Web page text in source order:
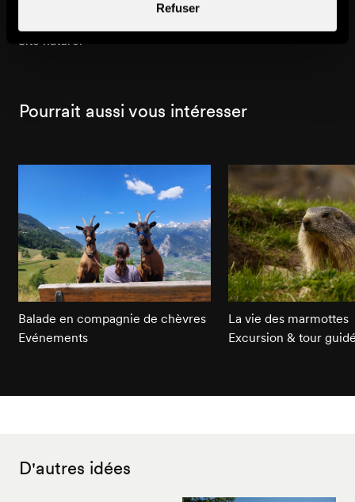
Refuser
Site naturel
Pourrait aussi vous intéresser
Balade en compagnie de chèvres
Evénements
La vie des marmottes
Excursion & tour
D'autres idées